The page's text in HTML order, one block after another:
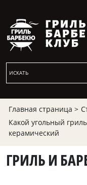
Главная страница >
Какой угольный
керамический
ГРИЛЬ И